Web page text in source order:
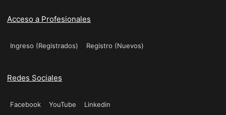
Acceso a Profesionales
Ingreso (Registrados) Registro (Nuevos)
Redes Sociales
Facebook YouTube Linkedin